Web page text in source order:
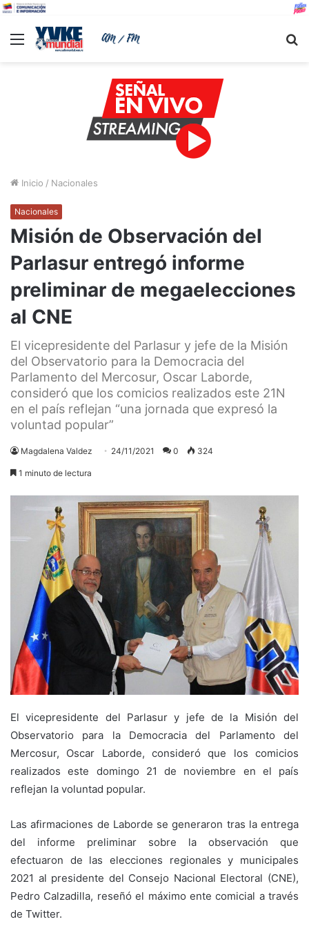
Menu
Inicio / Nacionales
Nacionales
Misión de Observación del
Parlasur entregó informe
preliminar de megaelecciones
al CNE
El vicepresidente del Parlasur y jefe de la Misión
del Observatorio para la Democracia del
Parlamento del Mercosur, Oscar Laborde,
consideró que los comicios realizados este 21N
en el país reflejan “una jornada que expresó la
voluntad popular”
Magdalena Valdez 24/11/2021 0 324
1 minuto de lectura
El vicepresidente del Parlasur y jefe de la Misión del
Observatorio para la Democracia del Parlamento del
Mercosur, Oscar Laborde, consideró que los comicios
realizados este domingo 21 de noviembre en el país
reflejan la voluntad popular.
Las afirmaciones de Laborde se generaron tras la entrega
del informe preliminar sobre la observación que
efectuaron de las elecciones regionales y municipales
2021 al presidente del Consejo Nacional Electoral (CNE),
Pedro Calzadilla, reseñó el máximo ente comicial a través
de Twitter.